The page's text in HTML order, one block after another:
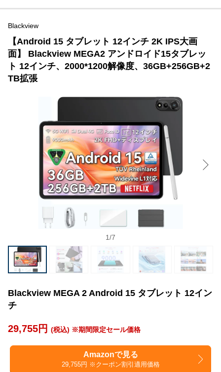
Blackview
【Android 15 タブレット 12インチ 2K IPS大画
面】 Blackview MEGA2 アンドロイド15タブレッ
ト 12インチ、2000*1200解像度、36GB+256GB+2
TB拡張
1/7
Blackview MEGA 2 Android 15 タブレット 12イン
チ
29,755円 (税込) ※期間限定セール価格
Amazonで見る
29,755円 ※クーポン割引適用価格